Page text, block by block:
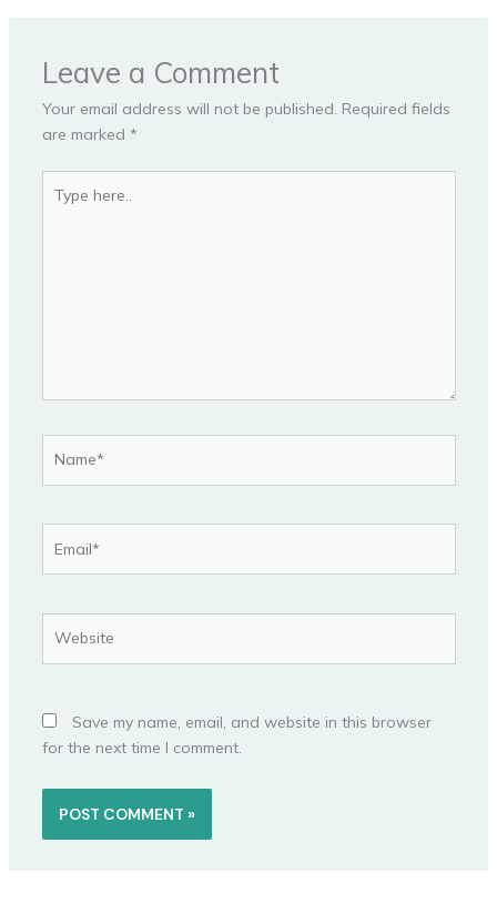
Leave a Comment
Your email address will not be published. Required fields
are marked *
here..
Save my name, email, and website in this browser
for the next time I comment.